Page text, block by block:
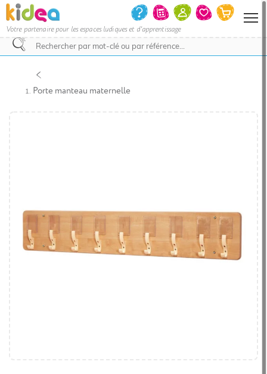
Votre partenaire pour les espaces ludiques et d'apprentissage
invitons
remise
délai
de
Porte manteau maternelle